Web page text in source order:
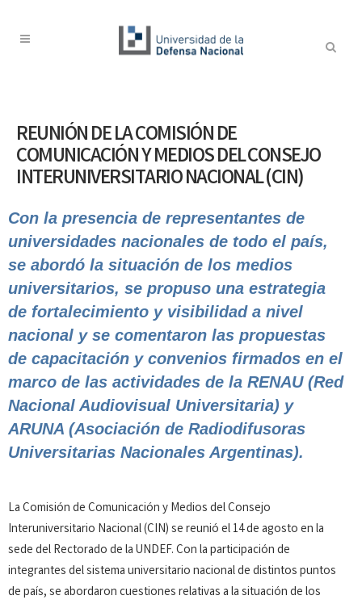
REUNIÓN DE LA COMISIÓN DE
COMUNICACIÓN Y MEDIOS DEL CONSEJO
INTERUNIVERSITARIO NACIONAL (CIN)
Con la presencia de representantes de
universidades nacionales de todo el país,
se abordó la situación de los medios
universitarios, se propuso una estrategia
de fortalecimiento y visibilidad a nivel
nacional y se comentaron las propuestas
de capacitación y convenios firmados en el
marco de las actividades de la RENAU (Red
Nacional Audiovisual Universitaria) y
ARUNA (Asociación de Radiodifusoras
Universitarias Nacionales Argentinas).
La Comisión de Comunicación y Medios del Consejo
Interuniversitario Nacional (CIN) se reunió el 14 de agosto en la
sede del Rectorado de la UNDEF. Con la participación de
integrantes del sistema universitario nacional de distintos puntos
de país, se abordaron cuestiones relativas a la situación de los